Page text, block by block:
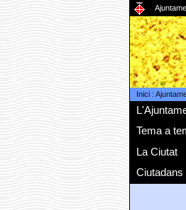
Inici:
Tema a
La Ciutat
Ciutadans